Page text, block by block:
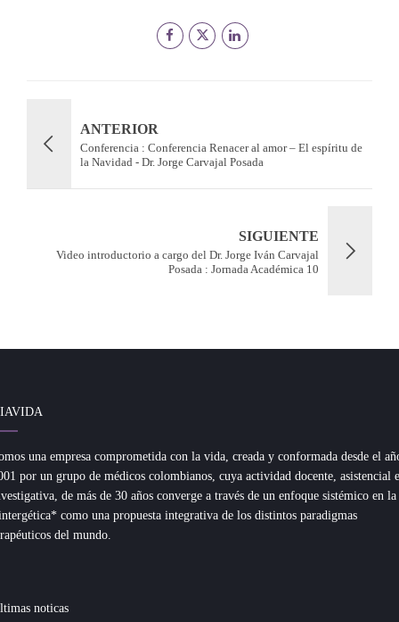
ANTERIOR
Conferencia : Conferencia Renacer al amor – El espíritu de
la Navidad - Dr. Jorge Carvajal Posada
SIGUIENTE
Video introductorio a cargo del Dr. Jorge Iván Carvajal
Posada : Jornada Académica 10
una empresa comprometida con la vida, creada y conformada desde el
por un grupo de médicos colombianos, cuya actividad docente, asistencial e
de más de 30 años converge a través de un enfoque sistémico en la
como una propuesta integrativa de los distintos paradigmas
del mundo.
noticas